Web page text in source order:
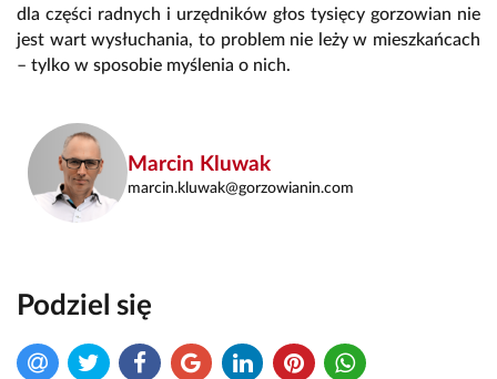
dla części radnych i urzędników głos tysięcy gorzowian nie
jest wart wysłuchania, to problem nie leży w mieszkańcach
– tylko w sposobie myślenia o nich.
Marcin Kluwak
marcin.kluwak@gorzowianin.com
Podziel się